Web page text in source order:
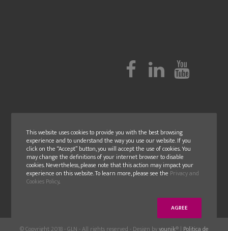
This website uses cookies to provide you with the best browsing
experience and to understand the way you use our website. If you
click on the “Accept” button, you will accept the use of cookies. You
may change the definitions of your internet browser to disable
cookies. Nevertheless, please note that this action may impact your
experience on this website. To learn more, please see the Privacy and
Cookies Policy.
AGREE